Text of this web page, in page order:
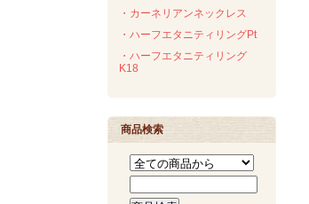
・カーネリアンネックレス
・ハーフエタニティリングPt
・ハーフエタニティリング
K18
商品検索